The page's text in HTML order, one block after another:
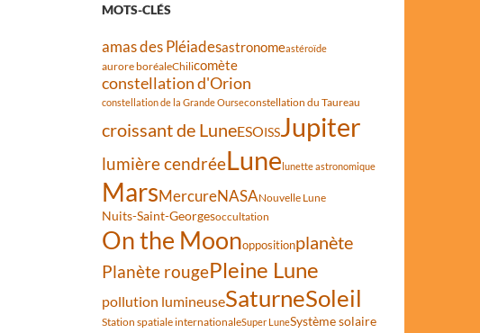
MOTS-CLÉS
amas des Pléiadesastronomeastéroïde
aurore boréaleChilicomète
constellation d'Orion
constellation de la Grande Ourseconstellation du Taureau
croissant de LuneESOISSJupiter
lumière cendréeLunelunette astronomique
MarsMercureNASANouvelle Lune
Nuits-Saint-Georgesoccultation
On the Moonoppositionplanète
Planète rougePleine Lune
pollution lumineuseSaturneSoleil
Station spatiale internationaleSuper LuneSystème solaire